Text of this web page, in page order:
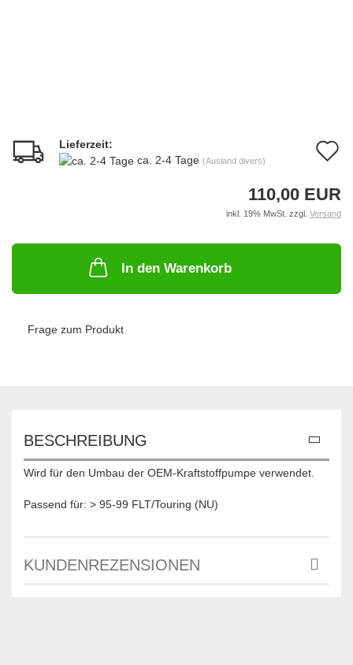
Lieferzeit:
ca. 2-4 Tage (Ausland divers)
110,00 EUR
inkl. 19% MwSt. zzgl. Versand
In den Warenkorb
Frage zum Produkt
BESCHREIBUNG
Wird für den Umbau der OEM-Kraftstoffpumpe verwendet.
Passend für: > 95-99 FLT/Touring (NU)
KUNDENREZENSIONEN